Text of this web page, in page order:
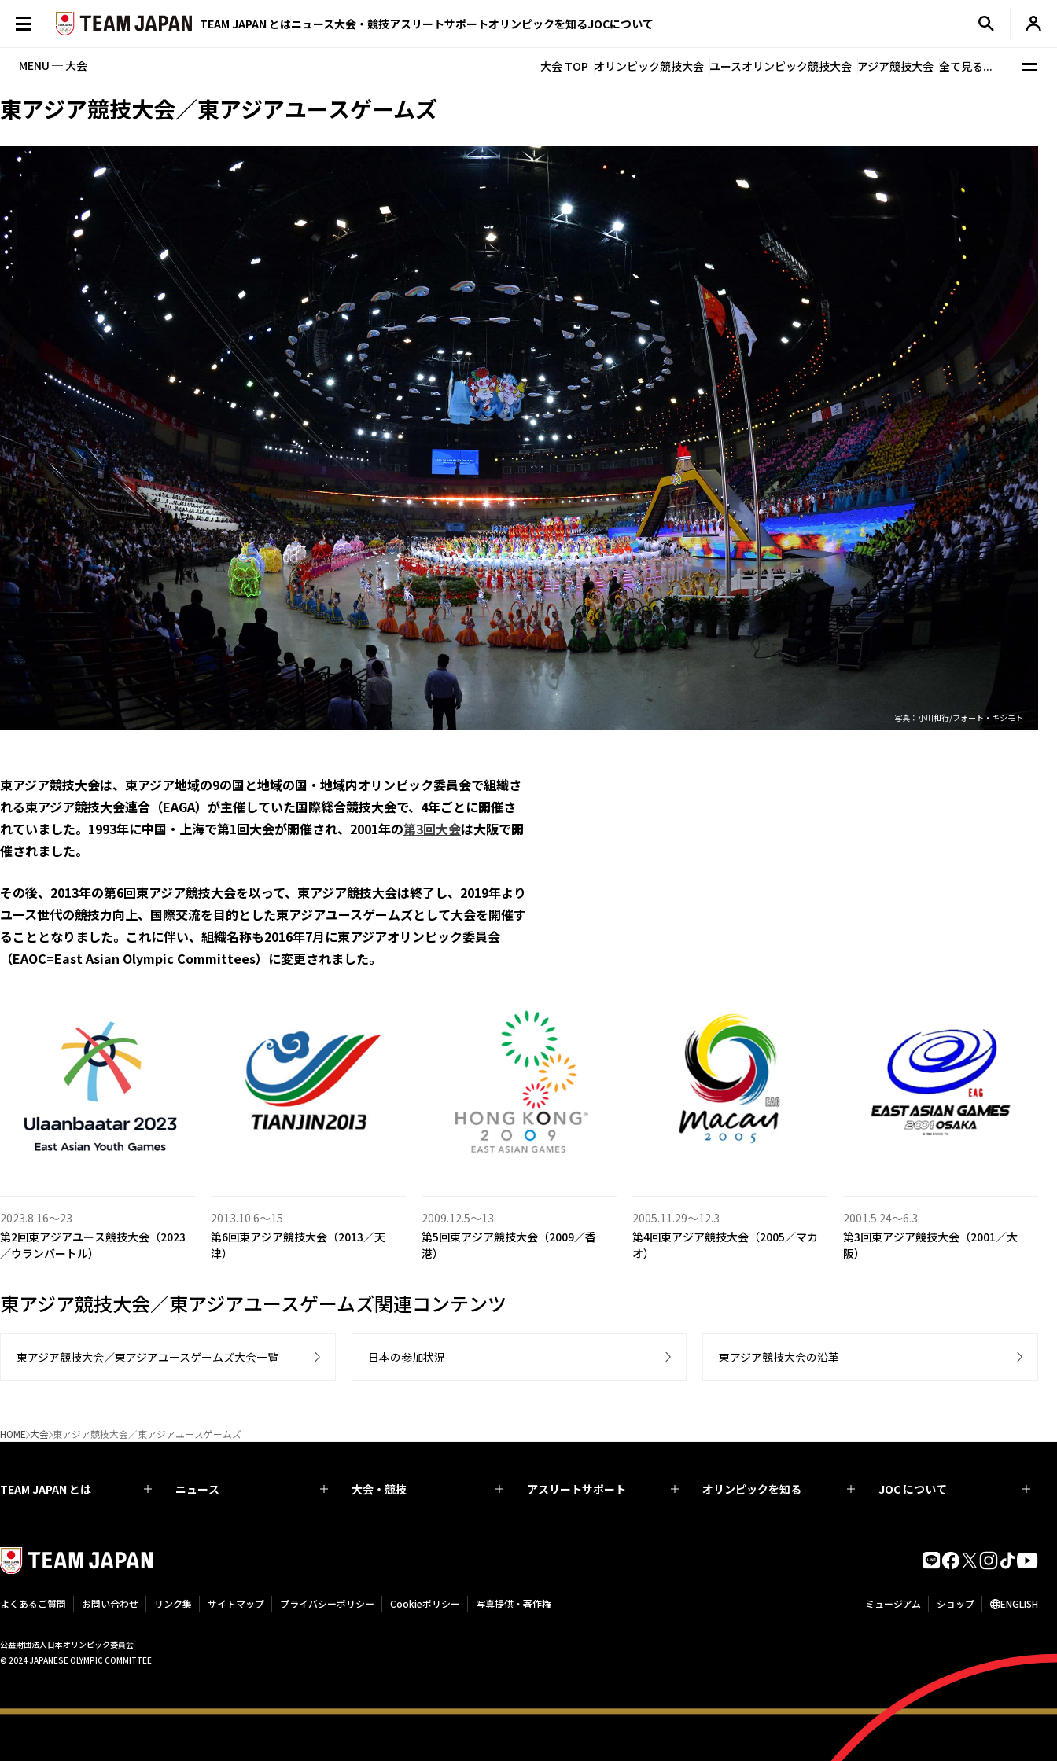
TEAM JAPAN とはニュース大会・競技アスリートサポートオリンピックを知るJOCについて
MENU ─ 大会 大会 TOP オリンピック競技大会 ユースオリンピック競技大会 アジア競技大会 全て見る...
東アジア競技大会／東アジアユースゲームズ
写真：小川和行/フォート・キシモト
東アジア競技大会は、東アジア地域の9の国と地域の国・地域内オリンピック委員会で組織さ
れる東アジア競技大会連合（EAGA）が主催していた国際総合競技大会で、4年ごとに開催さ
れていました。1993年に中国・上海で第1回大会が開催され、2001年の第3回大会は大阪で開
催されました。
その後、2013年の第6回東アジア競技大会を以って、東アジア競技大会は終了し、2019年より
ユース世代の競技力向上、国際交流を目的とした東アジアユースゲームズとして大会を開催す
ることとなりました。これに伴い、組織名称も2016年7月に東アジアオリンピック委員会
（EAOC=East Asian Olympic Committees）に変更されました。
2023.8.16〜23
第2回東アジアユース競技大会（2023
／ウランバートル）
2013.10.6〜15
第6回東アジア競技大会（2013／天
津）
2009.12.5〜13
第5回東アジア競技大会（2009／香
港）
2005.11.29〜12.3
第4回東アジア競技大会（2005／マカ
オ）
2001.5.24〜6.3
第3回東アジア競技大会（2001／大
阪）
東アジア競技大会／東アジアユースゲームズ関連コンテンツ
東アジア競技大会／東アジアユースゲームズ大会一覧 日本の参加状況 東アジア競技大会の沿革
HOME 大会 東アジア競技大会／東アジアユースゲームズ
TEAM JAPAN とは ニュース 大会・競技 アスリートサポート オリンピックを知る JOC について
よくあるご質問 お問い合わせ リンク集 サイトマップ プライバシーポリシー Cookieポリシー 写真提供・著作権 ミュージアム ショップ ENGLISH
公益財団法人日本オリンピック委員会
© 2024 JAPANESE OLYMPIC COMMITTEE